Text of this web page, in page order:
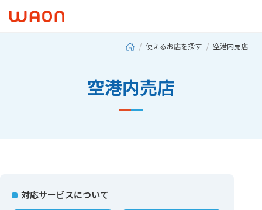
使えるお店を探す 空港内売店
空港内売店
対応サービスについて